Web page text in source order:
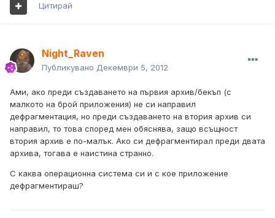
Цитирай
Night_Raven
Публикувано Декември 5, 2012
Ами, ако преди създаването на първия архив/бекъп (с
малкото на брой приложения) не си направил
дефрагментация, но преди създаването на втория архив си
направил, то това според мен обяснява, защо всъщност
втория архив е по-малък. Ако си дефрагментирал преди двата
архива, тогава е наистина странно.
С каква операционна система си и с кое приложение
дефрагментираш?